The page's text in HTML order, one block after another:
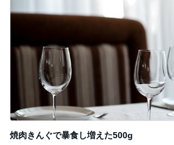
焼肉きんぐで暴食し増えた500g